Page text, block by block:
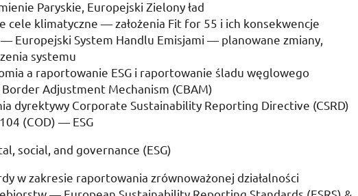
Paryskie, Europejski Zielony ład
cele klimatyczne — założenia Fit for 55 i ich konsekwencje
— Europejski System Handlu Emisjami — planowane zmiany,
systemu
a raportowanie ESG i raportowanie śladu węglowego
Border Adjustment Mechanism (CBAM)
dyrektywy Corporate Sustainability Reporting Directive (CSRD)
(COD) — ESG
social, and governance (ESG)
w zakresie raportowania zrównoważonej działalności